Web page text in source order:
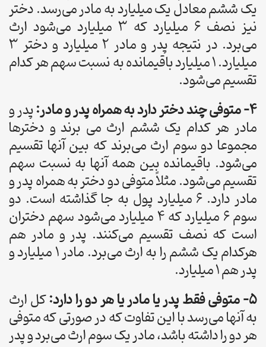
یک ششم معادل یک میلیارد به مادر می‌رسد. دختر
نیز نصف 6 میلیارد که 3 میلیارد می‌شود ارث
می‌برد. در نتیجه پدر و مادر 2 میلیارد و دختر 3
میلیارد. 1 میلیارد باقیمانده به نسبت سهم هر کدام
تقسیم می‌شود.
4- متوفی چند دختر دارد به همراه پدر و مادر:
پدر و
مادر هر کدام یک ششم ارث می برند و دخترها
مجموعا دو سوم ارث می‌برند که بین آنها تقسیم
می‌شود. باقیمانده بین همه آنها به نسبت سهم
تقسیم می‌شود. مثلاً متوفی دو دختر به همراه پدر و
مادر دارد. 6 میلیارد پول به جا گذاشته است. دو
سوم 6 میلیارد که 4 میلیارد می‌شود سهم دختران
است که نصف تقسیم می‌کنند. پدر و مادر هم
هرکدام یک ششم را به ارث می‌برد. مادر 1 میلیارد و
پدر هم 1 میلیارد.
5- متوفی فقط پدر یا مادر یا هر دو را دارد:
کل ارث
به آنها می‌رسد با این تفاوت که در صورتی که متوفی
هر دو را داشته باشد، مادر یک سوم ارث می‌برد و پدر